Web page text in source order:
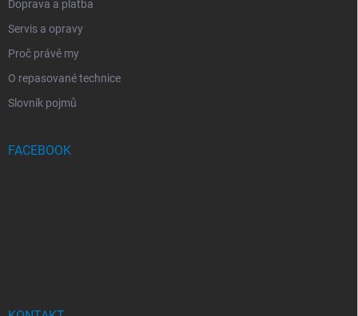
Doprava a platba
Servis a opravy
Proč právě my
O repasované technice
Slovník pojmů
FACEBOOK